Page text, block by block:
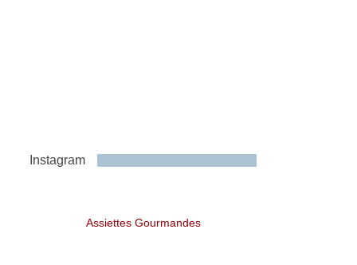
Instagram
Assiettes Gourmandes